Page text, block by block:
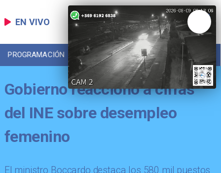
EN VIVO
PROGRAMACIÓN LOCAL DEPORTES
Gobierno reaccionó a cifras
del INE sobre desempleo
femenino
El ministro Boccardo destaca los 580 mil puestos